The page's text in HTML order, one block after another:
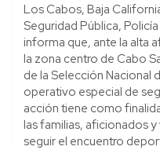
Los Cabos, Baja
Seguridad Pública,
informa que, ante la alta
la zona centro de Cabo
de la Selección Nacional
operativo especial de
acción tiene como
las familias, aficionados y
seguir el encuentro